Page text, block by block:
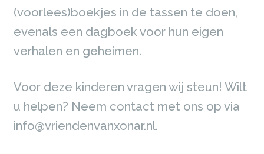
(voorlees)boekjes in de tassen te doen,
evenals een dagboek voor hun eigen
verhalen en geheimen.
Voor deze kinderen vragen wij steun! Wilt
u helpen? Neem contact met ons op via
info@vriendenvanxonar.nl.